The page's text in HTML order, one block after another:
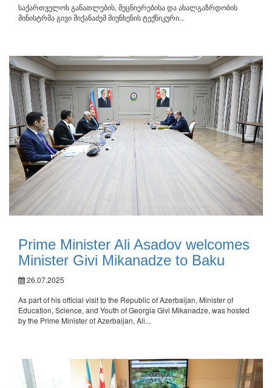
საქართველოს განათლების, მეცნიერებისა და ახალგაზრდობის
მინისტრმა გივი მიქანაძემ მიუნხენის ტექნიკური...
Prime Minister Ali Asadov welcomes
Minister Givi Mikanadze to Baku
26.07.2025
As part of his official visit to the Republic of Azerbaijan, Minister of
Education, Science, and Youth of Georgia Givi Mikanadze, was hosted
by the Prime Minister of Azerbaijan, Ali...